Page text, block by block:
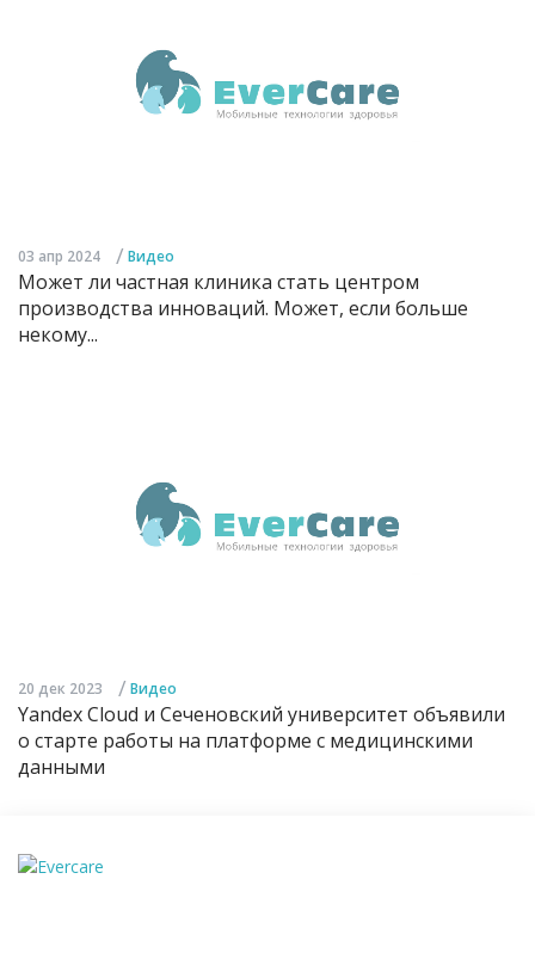
03 апр 2024 / Видео
Может ли частная клиника стать центром
производства инноваций. Может, если больше
некому...
20 дек 2023 / Видео
Yandex Cloud и Сеченовский университет объявили
о старте работы на платформе с медицинскими
данными